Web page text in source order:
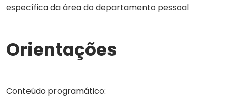
específica da área do departamento pessoal
Orientações
Conteúdo programático: